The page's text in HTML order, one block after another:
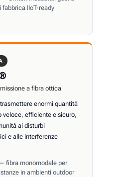
fabbrica IIoT-ready
a fibra ottica
enormi quantità
veloce, efficiente e sicuro,
ai disturbi
e alle interferenze
fibra monomodale per
in ambienti outdoor